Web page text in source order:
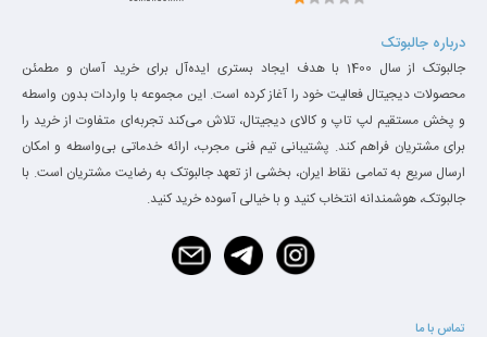
درباره جالبوتک
جالبوتک از سال 1400 با هدف ایجاد بستری ایده‌آل برای خرید آسان و مطمئن
محصولات دیجیتال فعالیت خود را آغاز کرده است. این مجموعه با واردات بدون واسطه
و پخش مستقیم لپ تاپ و کالای دیجیتال، تلاش می‌کند تجربه‌ای متفاوت از خرید را
برای مشتریان فراهم کند. پشتیبانی تیم فنی مجرب، ارائه خدماتی بی‌واسطه و امکان
ارسال سریع به تمامی نقاط ایران، بخشی از تعهد جالبوتک به رضایت مشتریان است. با
جالبوتک، هوشمندانه انتخاب کنید و با خیالی آسوده خرید کنید.
تماس با ما